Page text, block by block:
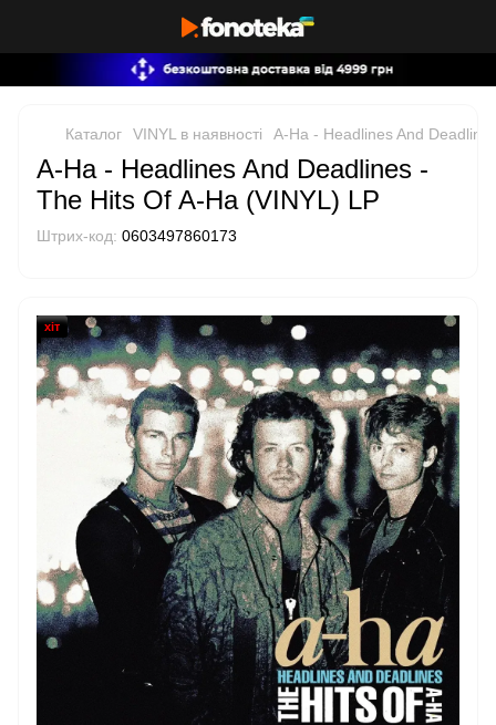
Каталог VINYL в наявності A-Ha - Headlines And
A-Ha - Headlines And Deadlines -
The Hits Of A-Ha (VINYL) LP
Штрих-код: 0603497860173
хіт